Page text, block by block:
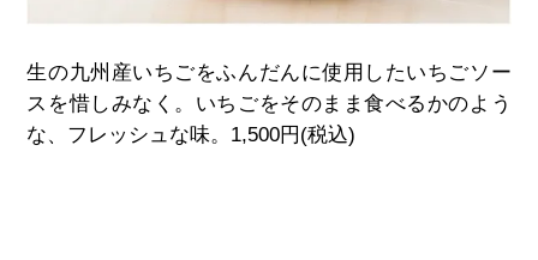
生の九州産いちごをふんだんに使用したいちごソー
スを惜しみなく。いちごをそのまま食べるかのよう
な、フレッシュな味。 1,500円 (税込)